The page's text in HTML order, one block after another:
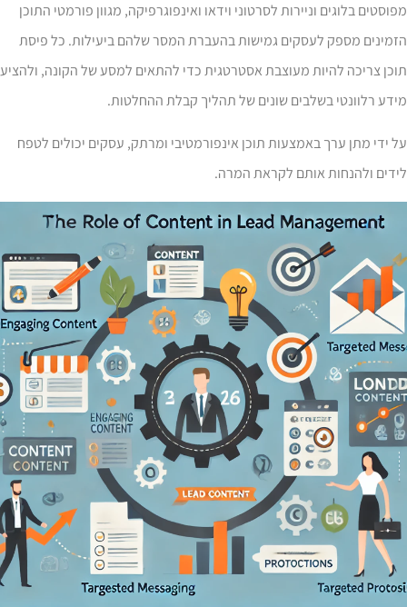
בלוגים וניירות לסרטוני וידאו ואינפוגרפיקה, מגוון פורמטי התוכן
מספק לעסקים גמישות בהעברת המסר שלהם ביעילות. כל פיסת
צריכה להיות מעוצבת אסטרטגית כדי להתאים למסע של הקונה, ולהציע
רלוונטי בשלבים שונים של תהליך קבלת ההחלטות.
ידי מתן ערך באמצעות תוכן אינפורמטיבי ומרתק, עסקים יכולים לטפח
ולהנחות אותם לקראת המרה.